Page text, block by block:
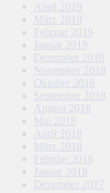
April 2019
März 2019
Februar 2019
Januar 2019
Dezember 2018
November 2018
Oktober 2018
September 2018
August 2018
Mai 2018
April 2018
März 2018
Februar 2018
Januar 2018
Dezember 2017